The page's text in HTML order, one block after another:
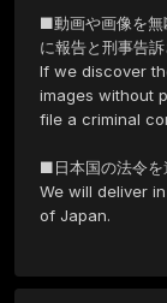
■動画や画像を無
に報告と刑事告
If we discover
images without
file a criminal
■日本国の法令を
We will deliver
of Japan.